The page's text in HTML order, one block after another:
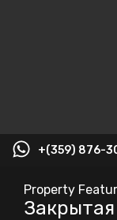
+(359) 876-
Property